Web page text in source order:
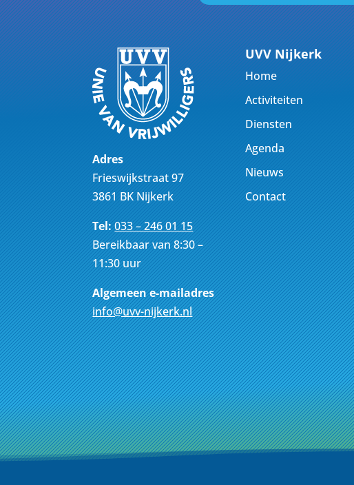
Adres
Frieswijkstraat 97
3861 BK Nijkerk
Tel: 033 – 246 01 15
Bereikbaar van 8:30 –
11:30 uur
Algemeen e-mailadres
info@uvv-nijkerk.nl
UVV Nijkerk
Home
Activiteiten
Diensten
Agenda
Nieuws
Contact